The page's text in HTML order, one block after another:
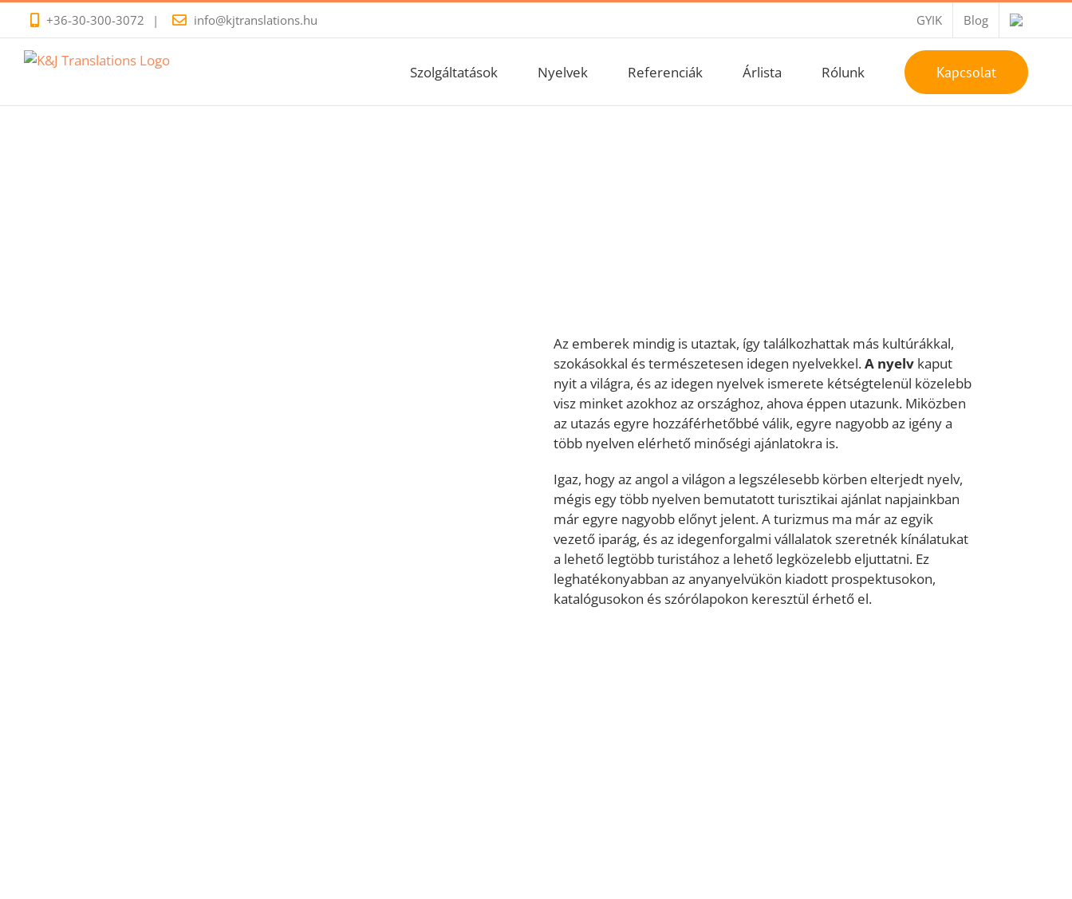
Kihagyás
+36-30-300-3072 | info@kjtranslations.hu GYIK Blog
Szolgáltatások Nyelvek Referenciák Árlista Rólunk Kapcsolat
Az emberek mindig is utaztak, így találkozhattak más kultúrákkal,
szokásokkal és természetesen idegen nyelvekkel.A nyelv kaput
nyit a világra, és az idegen nyelvek ismerete kétségtelenül közelebb
visz minket azokhoz az országhoz, ahova éppen utazunk. Miközben
az utazás egyre hozzáférhetőbbé válik, egyre nagyobb az igény a
több nyelven elérhető minőségi ajánlatokra is.
Igaz, hogy az angol a világon a legszélesebb körben elterjedt nyelv,
mégis egy több nyelven bemutatott turisztikai ajánlat napjainkban
már egyre nagyobb előnyt jelent. A turizmus ma már az egyik
vezető iparág, és az idegenforgalmi vállalatok szeretnék kínálatukat
a lehető legtöbb turistához a lehető legközelebb eljuttatni. Ez
leghatékonyabban az anyanyelvükön kiadott prospektusokon,
katalógusokon és szórólapokon keresztül érhető el.